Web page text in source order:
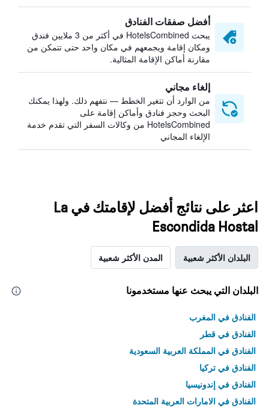
أفضل صفقات الفنادق
يبحث HotelsCombined في أكثر من 3 ملايين فندق
ومكان إقامة ويجمعهم في مكان واحد حتى تتمكن من
مقارنة أماكن الإقامة المثالية.
إلغاء مجاني
من الوارد أن تتغير الخطط — نتفهم ذلك. ولهذا يمكنك
البحث وحجز فنادق وأماكن إقامة على
HotelsCombined من وكالات السفر التي تقدم خدمة
الإلغاء المجاني
اعثر على نتائج أفضل لإقامتك في La
Escondida Hostal
البلدان الأكثر شعبية المدن الأكثر شعبية
البلدان التي يبحث عنها مستخدمونا
الفنادق في المغرب
الفنادق في قطر
الفنادق في المملكة العربية السعودية
الفنادق في تركيا
الفنادق في إندونيسيا
الفنادق في الامارات العربية المتحدة